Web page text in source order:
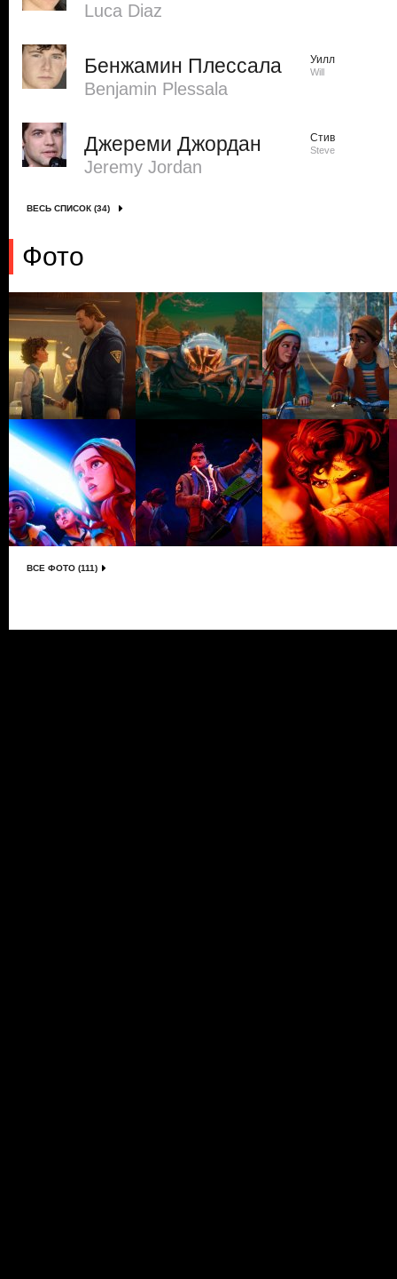
Luca Diaz
Бенжамин Плессала
Benjamin Plessala
Уилл
Will
Джереми Джордан
Jeremy Jordan
Стив
Steve
ВЕСЬ СПИСОК (34)
Фото
ВСЕ ФОТО (111)